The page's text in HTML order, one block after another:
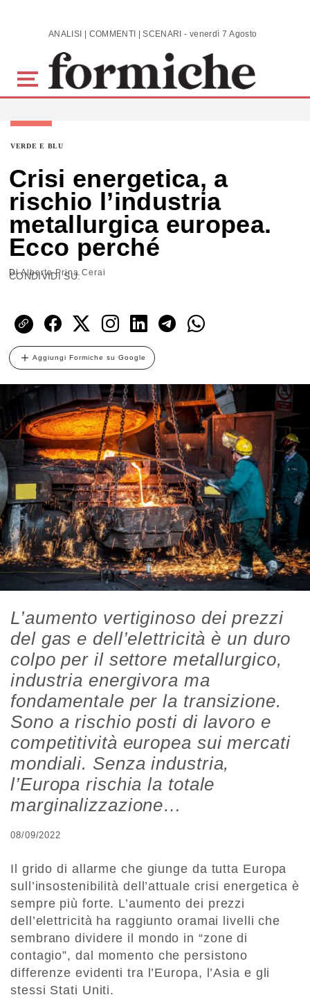
Skip to main content ANALISI | COMMENTI | SCENARI - venerdì 7 Agosto 2026
VERDE E BLU
Crisi energetica, a
rischio l’industria
metallurgica europea.
Ecco perché
DiAlberto Prina Cerai
CONDIVIDI SU:
Aggiungi Formiche su Google
L’aumento vertiginoso dei prezzi
del gas e dell’elettricità è un duro
colpo per il settore metallurgico,
industria energivora ma
fondamentale per la transizione.
Sono a rischio posti di lavoro e
competitività europea sui mercati
mondiali. Senza industria,
l’Europa rischia la totale
marginalizzazione…
08/09/2022
Il grido di allarme che giunge da tutta Europa
sull’insostenibilità dell’attuale crisi energetica è
sempre più forte. L’aumento dei prezzi
dell’elettricità ha raggiunto oramai livelli che
sembrano dividere il mondo in “zone di
contagio”, dal momento che persistono
differenze evidenti tra l’Europa, l’Asia e gli
stessi Stati Uniti.